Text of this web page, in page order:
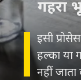
इसी
हल्का या
नहीं
गहरा